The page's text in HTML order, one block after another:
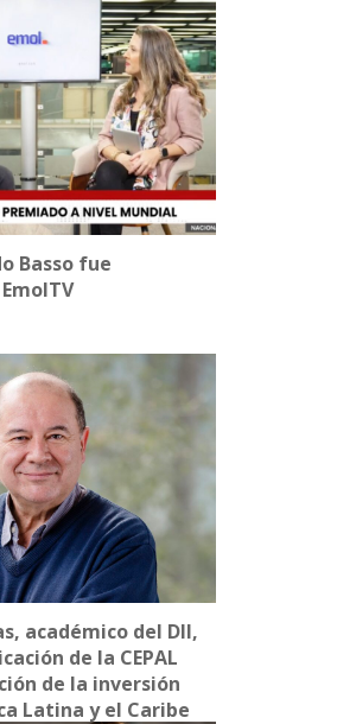
Basso fue
académico del DII,
de la CEPAL
de la inversión
Latina y el Caribe